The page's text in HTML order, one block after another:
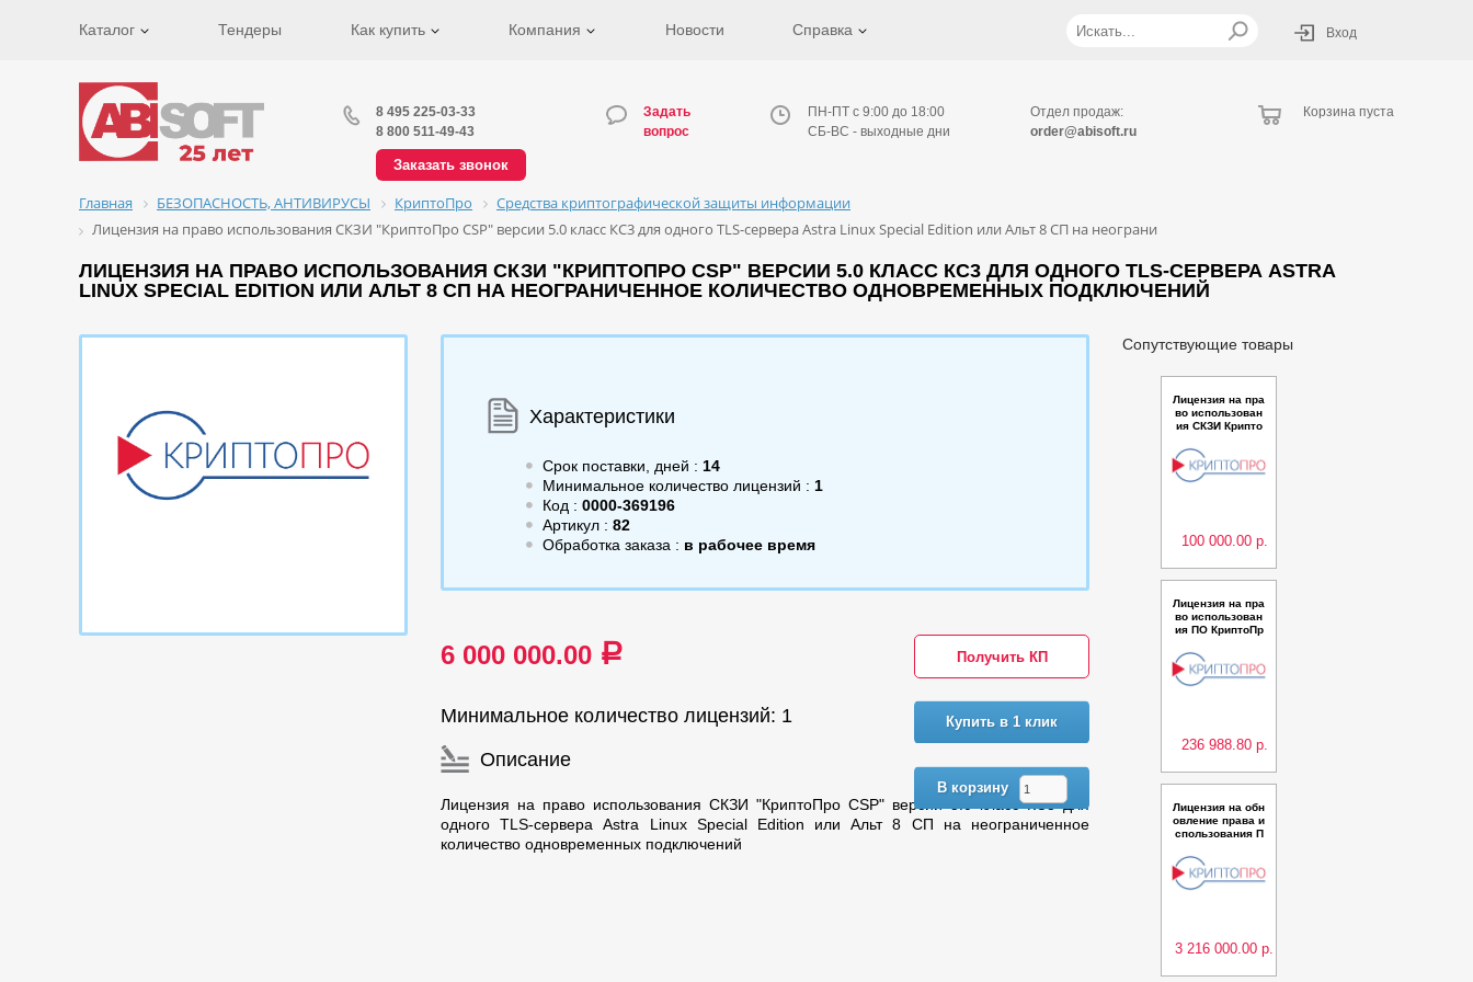
Каталог Тендеры Как купить Компания Новости Справка Вход
8 495 225-03-33
8 800 511-49-43
Заказать звонок
Задать
вопрос
ПН-ПТ с 9:00 до 18:00
СБ-ВС - выходные дни
Отдел продаж:
order@abisoft.ru
Корзина пуста
Главная БЕЗОПАСНОСТЬ, АНТИВИРУСЫ КриптоПро
Средства криптографической защиты информации
Лицензия на право использования СКЗИ "КриптоПро CSP" версии 5.0 класс КС3 для одного TLS-сервера Astra Linux Special Edition или Альт 8 СП на неограни
ЛИЦЕНЗИЯ НА ПРАВО ИСПОЛЬЗОВАНИЯ СКЗИ "КРИПТОПРО CSP" ВЕРСИИ 5.0 КЛАСС КС3 ДЛЯ ОДНОГО TLS-СЕРВЕРА ASTRA
LINUX SPECIAL EDITION ИЛИ АЛЬТ 8 СП НА НЕОГРАНИЧЕННОЕ КОЛИЧЕСТВО ОДНОВРЕМЕННЫХ ПОДКЛЮЧЕНИЙ
Характеристики
Срок поставки, дней : 14
Минимальное количество лицензий : 1
Код : 0000-369196
Артикул : 82
Обработка заказа : в рабочее время
6 000 000.00 a Получить КП
Купить в 1 клик
В корзину
Минимальное количество лицензий: 1
Описание
Лицензия на право использования СКЗИ "КриптоПро CSP" версии 5.0 класс КС3 для
одного TLS-сервера Astra Linux Special Edition или Альт 8 СП на неограниченное
количество одновременных подключений
Сопутствующие товары
Лицензия на пра
во использован
ия СКЗИ Крипто
5.0 для одного T
LS-сервера до 1
000 одновремен
100 000.00 р.
Лицензия на пра
во использован
ия ПО КриптоПр
из состава ПК К
риптоПро Ключ
версии 1.0 на од
236 988.80 р.
Лицензия на обн
овление права и
спользования П
тификации DSS
Client до ПО Мод
уль аутентифик
3 216 000.00 р.